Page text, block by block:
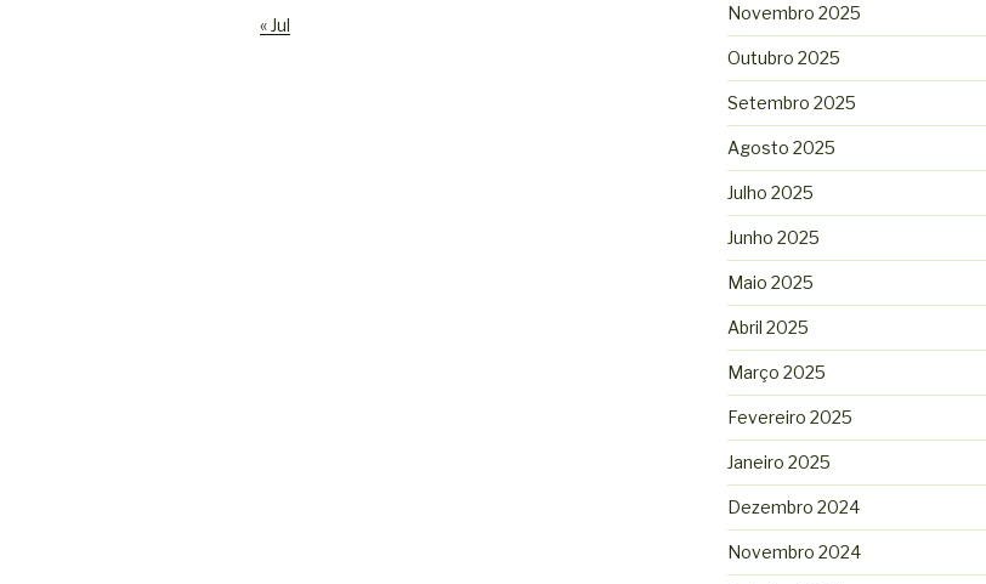
« Jul
Novembro 2025
Outubro 2025
Setembro 2025
Agosto 2025
Julho 2025
Junho 2025
Maio 2025
Abril 2025
Março 2025
Fevereiro 2025
Janeiro 2025
Dezembro 2024
Novembro 2024